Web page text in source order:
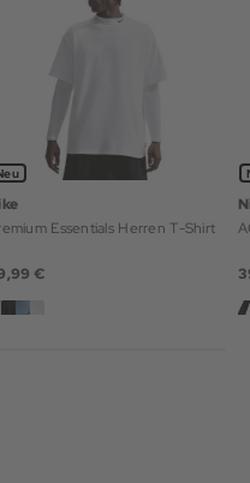
Essentials Herren T-Shirt
€